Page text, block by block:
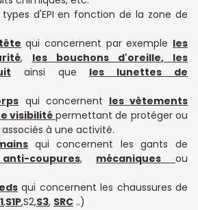
d'EPI en fonction de la zone de
qui concernent par exemple les
, les bouchons d'oreille,les
ainsi que les lunettes de
qui concernent les vêtements
visibilité permettant de protéger ou
à une activité.
qui concernent les gants de
anti-coupures, mécaniques
ou
qui concernent les chaussures de
,S1P,S2,S3, SRC ..)